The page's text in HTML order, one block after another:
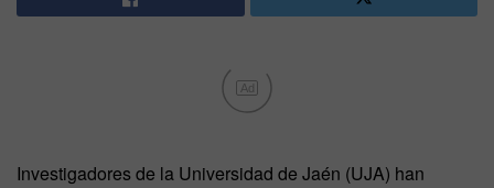
Ad
Investigadores de la Universidad de Jaén (UJA) han